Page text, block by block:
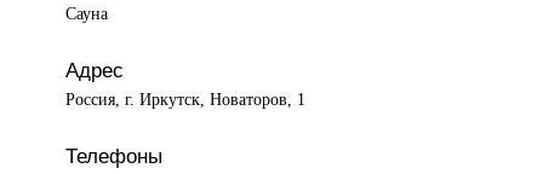
Сауна
Адрес
Россия, г. Иркутск, Новаторов, 1
Телефоны